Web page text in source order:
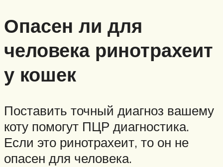
Опасен ли для
человека ринотрахеит
у кошек
Поставить точный диагноз вашему
коту помогут ПЦР диагностика.
Если это ринотрахеит, то он не
опасен для человека.